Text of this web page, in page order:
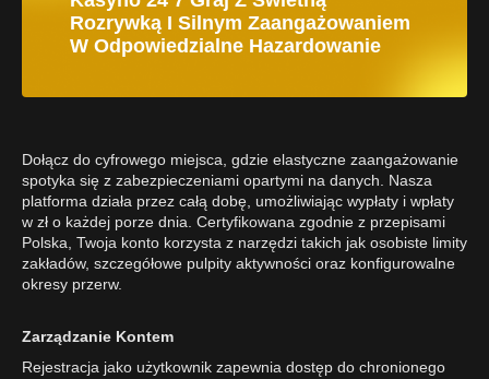
Rozrywką I Silnym Zaangażowaniem
W Odpowiedzialne Hazardowanie
Dołącz do cyfrowego miejsca, gdzie elastyczne zaangażowanie
spotyka się z zabezpieczeniami opartymi na danych. Nasza
platforma działa przez całą dobę, umożliwiając wypłaty i wpłaty
w zł o każdej porze dnia. Certyfikowana zgodnie z przepisami
Polska, Twoja konto korzysta z narzędzi takich jak osobiste limity
zakładów, szczegółowe pulpity aktywności oraz konfigurowalne
okresy przerw.
Zarządzanie Kontem
Rejestracja jako użytkownik zapewnia dostęp do chronionego